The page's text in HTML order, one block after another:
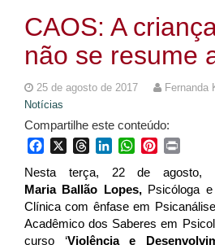
CAOS: A
não se resume
25 de agosto de 2017
Fernanda
Notícias
Compartilhe este conteúdo:
FacebookThreadsLinkedInWhatsApp
Pinterest
Nesta terça, 22 de
Maria Ballão Lopes, Psicóloga
Clínica com ênfase em
Acadêmico dos Saberes em
curso ‘Violência e